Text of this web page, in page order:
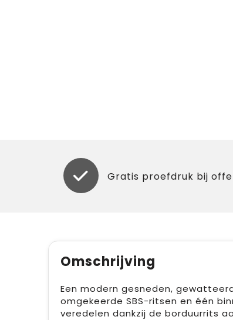
Gratis proefdruk bij
Omschrijving
Een modern gesneden,
omgekeerde SBS-ritsen en één
veredelen dankzij de borduurrits